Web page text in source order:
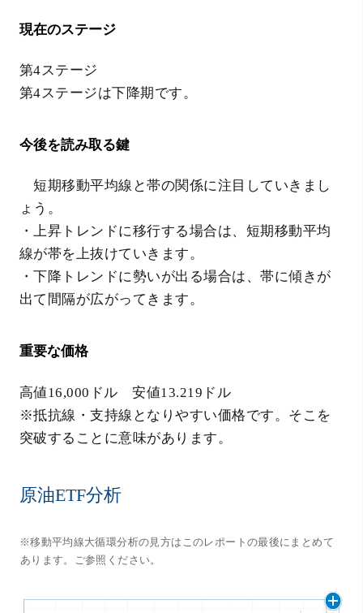
現在のステージ
第4ステージ
第4ステージは下降期です。
今後を読み取る鍵
短期移動平均線と帯の関係に注目していきまし
ょう。
・上昇トレンドに移行する場合は、短期移動平均
線が帯を上抜けていきます。
・下降トレンドに勢いが出る場合は、帯に傾きが
出て間隔が広がってきます。
重要な価格
高値16,000ドル 安値13.219ドル
※抵抗線・支持線となりやすい価格です。そこを
突破することに意味があります。
原油ETF分析
※移動平均線大循環分析の見方はこのレポートの最後にまとめて
あります。ご参照ください。